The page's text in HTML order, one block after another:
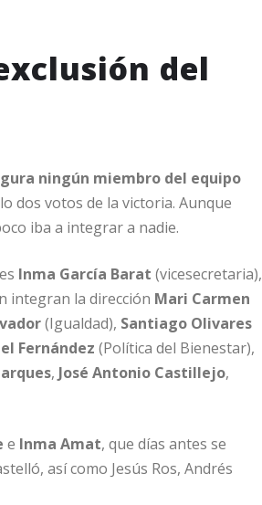
del
ningún miembro del equipo
dos votos de la victoria. Aunque
iba a integrar a nadie.
Inma García Barat (vicesecretaria),
integran la dirección Mari Carmen
(Igualdad), Santiago Olivares
Fernández (Política del Bienestar),
, José Antonio Castillejo,
e Inma Amat, que días antes se
así como Jesús Ros, Andrés